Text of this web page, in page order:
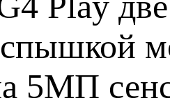
5МП